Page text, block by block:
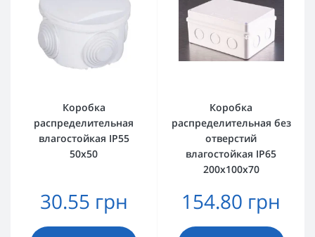
Коробка
распределительная
влагостойкая IP55
50х50
30.55 грн
Коробка
распределительная без
отверстий
влагостойкая ІР65
200х100х70
154.80 грн